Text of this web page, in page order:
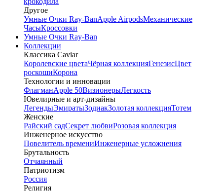
Другое
Умные Очки Ray-BanApple AirpodsМеханические
ЧасыКроссовки
Умные Очки Ray-Ban
Коллекции
Классика Caviar
Королевские цветаЧёрная коллекцияГенезисЦвет
роскошиКорона
Технологии и инновации
ФлагманApple 50ВизионерыЛегкость
Ювелирные и арт-дизайны
ЛегендыЭмиратыЗодиакЗолотая коллекцияТотем
Женские
Райский садСекрет любвиРозовая коллекция
Инженерное искусство
Повелитель времениИнженерные усложнения
Брутальность
Отчаянный
Патриотизм
Россия
Религия